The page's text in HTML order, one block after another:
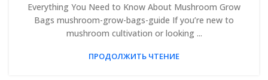
Everything You Need to Know About Mushroom Grow
Bags mushroom-grow-bags-guide If you’re new to
mushroom cultivation or looking...
ПРОДОЛЖИТЬ ЧТЕНИЕ